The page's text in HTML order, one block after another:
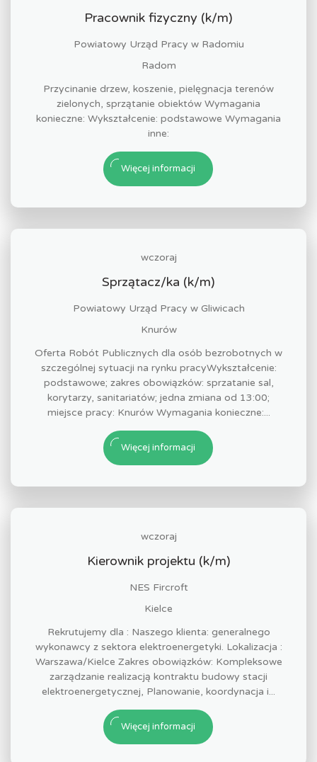
Pracownik fizyczny (k/m)
Powiatowy Urząd Pracy w Radomiu
Radom
Przycinanie drzew, koszenie, pielęgnacja terenów
zielonych, sprzątanie obiektów Wymagania
konieczne: Wykształcenie: podstawowe Wymagania
inne:
Więcej informacji
wczoraj
Sprzątacz/ka (k/m)
Powiatowy Urząd Pracy w Gliwicach
Knurów
Oferta Robót Publicznych dla osób bezrobotnych w
szczególnej sytuacji na rynku pracyWykształcenie:
podstawowe; zakres obowiązków: sprzatanie sal,
korytarzy, sanitariatów; jedna zmiana od 13:00;
miejsce pracy: Knurów Wymagania konieczne:...
Więcej informacji
wczoraj
Kierownik projektu (k/m)
NES Fircroft
Kielce
Rekrutujemy dla : Naszego klienta: generalnego
wykonawcy z sektora elektroenergetyki. Lokalizacja :
Warszawa/Kielce Zakres obowiązków: Kompleksowe
zarządzanie realizacją kontraktu budowy stacji
elektroenergetycznej, Planowanie, koordynacja i...
Więcej informacji